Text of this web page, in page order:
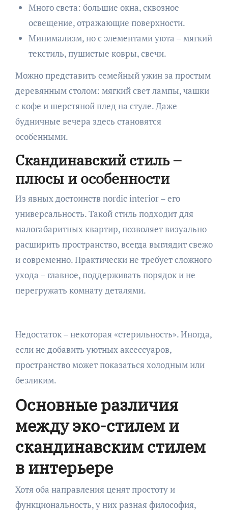
Много света: большие окна, сквозное
освещение, отражающие поверхности.
Минимализм, но с элементами уюта – мягкий
текстиль, пушистые ковры, свечи.
Можно представить семейный ужин за простым
деревянным столом: мягкий свет лампы, чашки
с кофе и шерстяной плед на стуле. Даже
будничные вечера здесь становятся
особенными.
Скандинавский стиль –
плюсы и особенности
Из явных достоинств nordic interior – его
универсальность. Такой стиль подходит для
малогабаритных квартир, позволяет визуально
расширить пространство, всегда выглядит свежо
и современно. Практически не требует сложного
ухода – главное, поддерживать порядок и не
перегружать комнату деталями.
Недостаток – некоторая «стерильность». Иногда,
если не добавить уютных аксессуаров,
пространство может показаться холодным или
безликим.
Основные различия
между эко-стилем и
скандинавским стилем
в интерьере
Хотя оба направления ценят простоту и
функциональность, у них разная философия,